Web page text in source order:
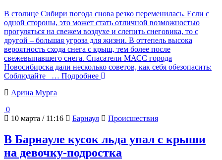
В столице Сибири погода снова резко переменилась. Если с
одной стороны, это может стать отличной возможностью
прогуляться на свежем воздухе и слепить снеговика, то с
другой – большая угроза для жизни. В оттепель высока
вероятность схода снега с крыш, тем более после
свежевыпавшего снега. Спасатели МАСС города
Новосибирска дали несколько советов, как себя обезопасить:
Соблюдайте
… Подробнее
Арина Мурга
0
10 марта / 11:16
Барнаул Происшествия
В Барнауле кусок льда упал с крыши
на девочку-подростка